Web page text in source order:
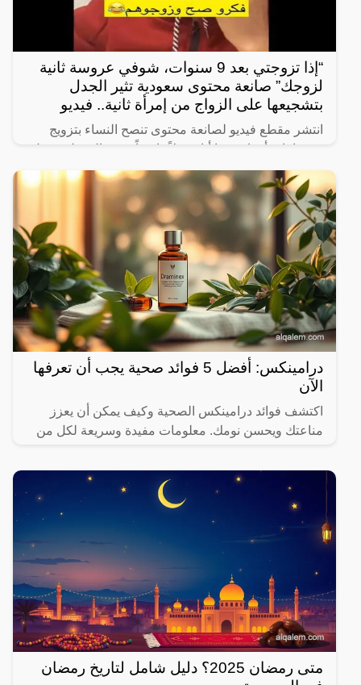
“إذا تزوجتي بعد 9 سنوات، شوفي عروسة ثانية
لزوجك” صانعة محتوى سعودية تثير الجدل
بتشجيعها على الزواج من إمرأة ثانية.. فيديو
انتشر مقطع فيديو لصانعة محتوى تنصح النساء بتزويج
زوجها بامرأة ثانية، ما أثار جدلاً واسعاً. وفي المقطع، تقول
الصانعة: “إذا تزوجتي بعد 9 سنوات، شوفي عروسة ثانية
درامينكس: أفضل 5 فوائد صحية يجب أن تعرفها
الآن
اكتشف فوائد درامينكس الصحية وكيف يمكن أن يعزز
مناعتك ويحسن نومك. معلومات مفيدة وسريعة لكل من
متى رمضان 2025؟ دليل شامل لتاريخ رمضان